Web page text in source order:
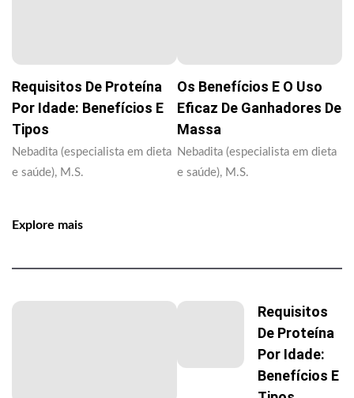
Requisitos De Proteína
Por Idade: Benefícios E
Tipos
Nebadita (especialista em dieta
e saúde), M.S.
Os Benefícios E O Uso
Eficaz De Ganhadores De
Massa
Nebadita (especialista em dieta
e saúde), M.S.
Explore mais
Requisitos
De Proteína
Por Idade:
Benefícios E